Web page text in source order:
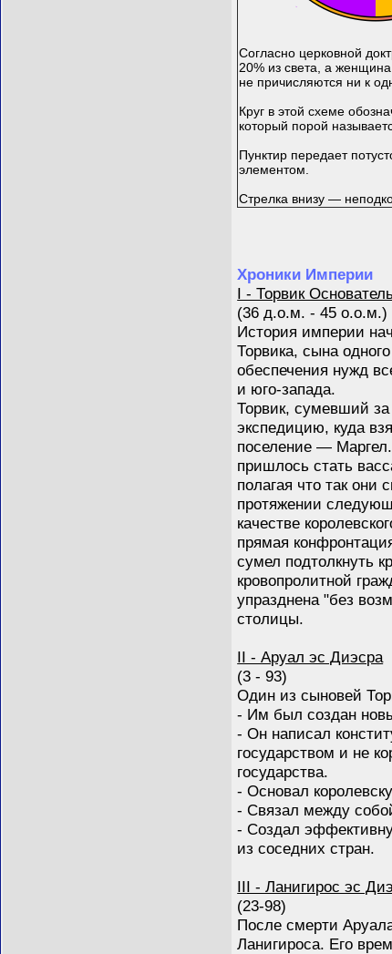
Согласно церковной
20% из света, а
не причисляются ни к
Круг в этой схеме
который порой
Пунктир передает
элементом.
Стрелка внизу —
Хроники Империи
I - Торвик
(36 д.о.м. - 45 о.о.м.)
История империи
Торвика, сына
обеспечения нужд
и юго-запада.
Торвик, сумевший
экспедицию, куда
поселение — Маргел.
пришлось стать
полагая что так они
протяжении
качестве
прямая
сумел подтолкнуть
кровопролитной
упразднена "без
столицы.
II - Аруал эс Диэсра
(3 - 93)
Один из сыновей
- Им был создан
- Он написал
государством и не
государства.
- Основал
- Связал между
- Создал
из соседних стран.
III - Ланигирос эс
(23-98)
После смерти
Ланигироса. Его